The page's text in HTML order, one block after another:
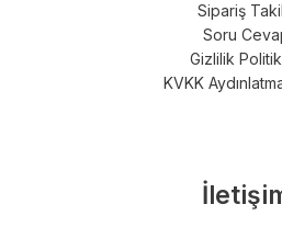
Sipariş
Soru
Gizlilik
KVKK